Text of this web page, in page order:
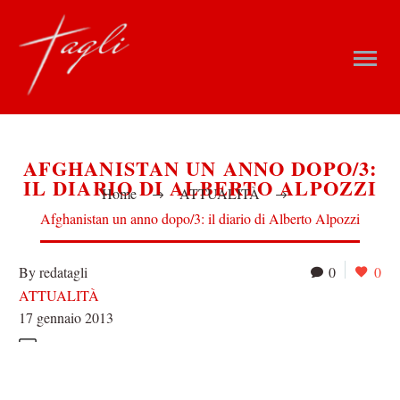
AFGHANISTAN UN ANNO DOPO/3:
IL DIARIO DI ALBERTO ALPOZZI
Home
ATTUALITÀ
Afghanistan un anno dopo/3: il diario di Alberto Alpozzi
0 0
By redatagli
ATTUALITÀ
17 gennaio 2013